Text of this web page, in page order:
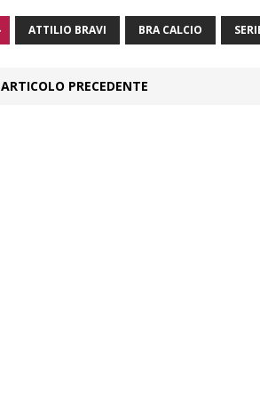
ATTILIO BRAVI BRA CALCIO
ARTICOLO PRECEDENTE